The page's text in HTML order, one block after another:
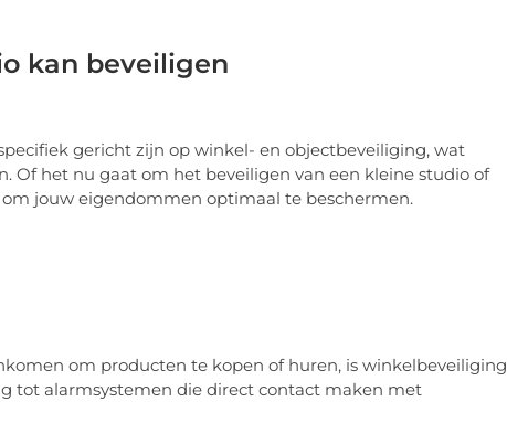
kan beveiligen
gericht zijn op winkel- en objectbeveiliging, wat
Of het nu gaat om het beveiligen van een kleine studio of
jouw eigendommen optimaal te beschermen.
om producten te kopen of huren, is winkelbeveiliging
tot alarmsystemen die direct contact maken met